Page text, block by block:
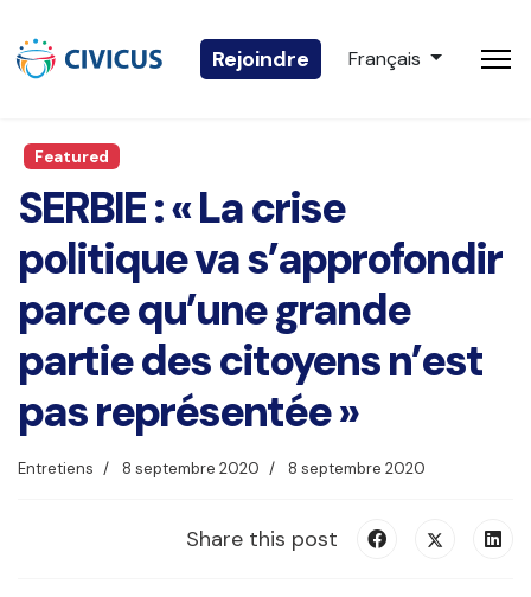
Rejoindre Sélectionnez votre
Français
Featured
SERBIE : « La crise
politique va s’approfondir
parce qu’une grande
partie des citoyens n’est
pas représentée »
Entretiens 8 septembre 2020 8 septembre 2020
Share this post